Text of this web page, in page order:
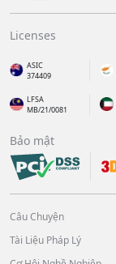
Licenses
ASIC
374409
LFSA
MB/21/0081
Bảo mật
Câu Chuyện
Tài Liệu Pháp Lý